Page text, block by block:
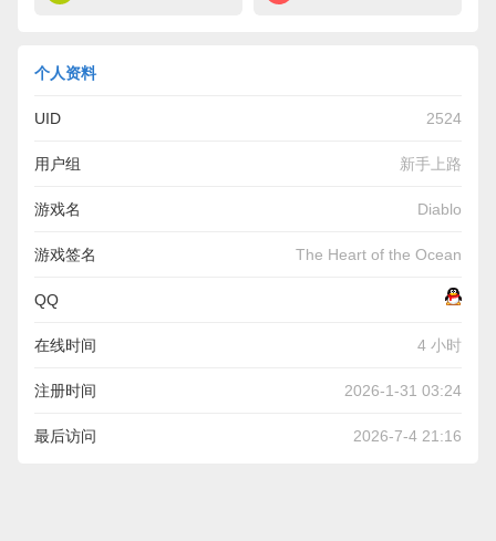
个人资料
UID 2524
用户组 新手上路
游戏名 Diablo
游戏签名 The Heart of the Ocean
QQ
在线时间 4 小时
注册时间 2026-1-31 03:24
最后访问 2026-7-4 21:16